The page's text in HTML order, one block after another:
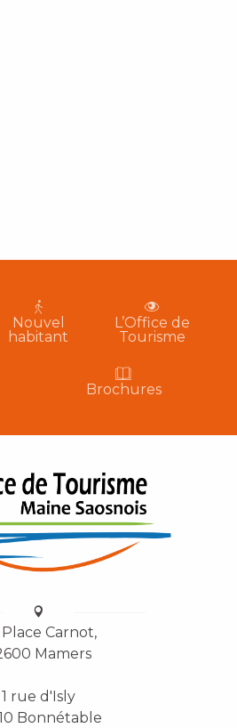
Nouvel
habitant
L’Office de
Tourisme
Brochures
Carnot,
Mamers
1 rue d'Isly
Bonnétable